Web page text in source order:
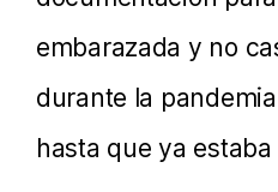
embarazada y no
durante la
hasta que ya